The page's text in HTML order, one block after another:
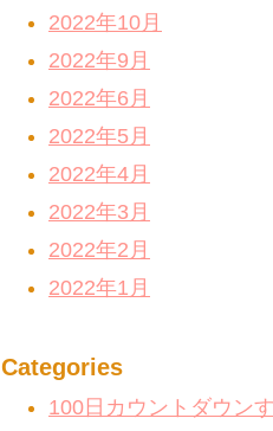
2022年10月
2022年9月
2022年6月
2022年5月
2022年4月
2022年3月
2022年2月
2022年1月
Categories
100日カウントダウン